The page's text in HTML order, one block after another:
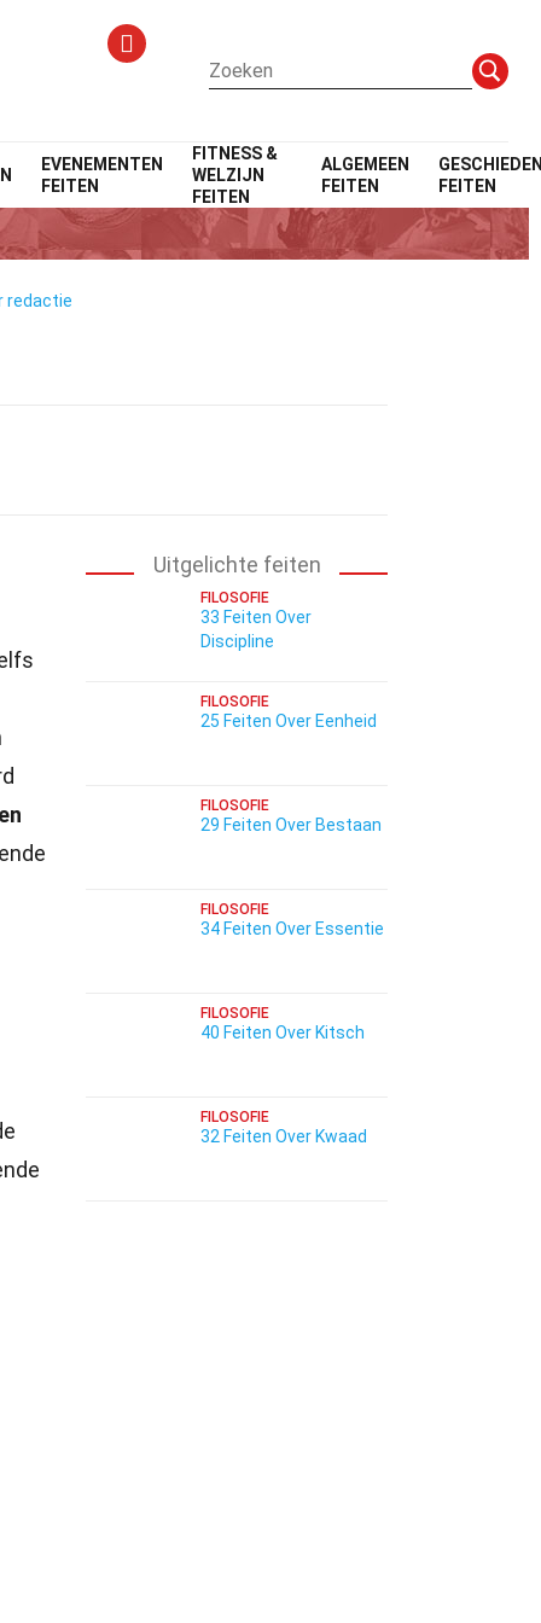
EVENEMENTEN
FEITEN
FITNESS &
WELZIJN
FEITEN
ALGEMEEN
FEITEN
FEITEN
redactie
Uitgelichte feiten
FILOSOFIE
33 Feiten Over
Discipline
FILOSOFIE
25 Feiten Over Eenheid
FILOSOFIE
29 Feiten Over Bestaan
FILOSOFIE
34 Feiten Over Essentie
FILOSOFIE
40 Feiten Over Kitsch
FILOSOFIE
32 Feiten Over Kwaad